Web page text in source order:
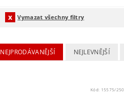
Vymazat všechny filtry
NEJPRODÁVANĚJŠÍ NEJLEVNĚJŠÍ
Kód: 15575/250